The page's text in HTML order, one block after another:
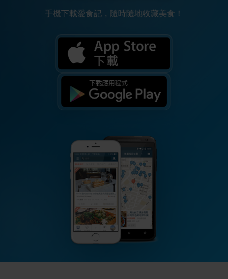
手機下載愛食記，隨時隨地收藏美食！